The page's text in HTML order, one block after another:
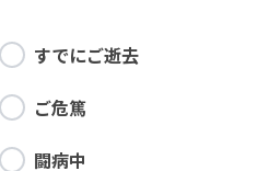
すでにご逝去
ご危篤
闘病中